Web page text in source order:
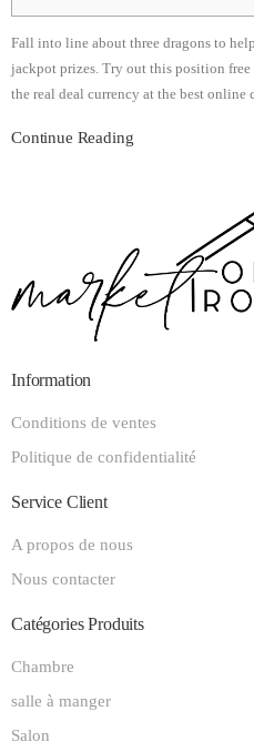
Fall into line about three dragons to
jackpot prizes. Try out this position free
the real deal currency at the best online
Continue Reading
Information
Conditions de ventes
Politique de confidentialité
Service Client
A propos de nous
Nous contacter
Catégories Produits
Chambre
salle à manger
Salon